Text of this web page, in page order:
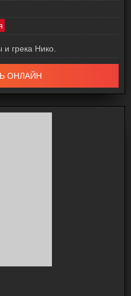
грека Нико.
ОНЛАЙН